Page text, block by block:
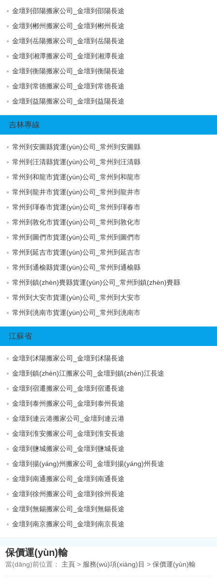
金壇到邵陽搬家公司_金壇到邵陽長途
金壇到郴州搬家公司_金壇到郴州長途
金壇到岳陽搬家公司_金壇到岳陽長途
金壇到湘潭搬家公司_金壇到湘潭長途
金壇到衡陽搬家公司_金壇到衡陽長途
金壇到常德搬家公司_金壇到常德長途
金壇到益陽搬家公司_金壇到益陽長途
吉林專線
常州到安圖縣貨運(yùn)公司_常州到安圖縣
常州到汪清縣貨運(yùn)公司_常州到汪清縣
常州到和龍市貨運(yùn)公司_常州到和龍市
常州到龍井市貨運(yùn)公司_常州到龍井市
常州到琿春市貨運(yùn)公司_常州到琿春市
常州到敦化市貨運(yùn)公司_常州到敦化市
常州到圖們市貨運(yùn)公司_常州到圖們市
常州到延吉市貨運(yùn)公司_常州到延吉市
常州到通榆縣貨運(yùn)公司_常州到通榆縣
常州到鎮(zhèn)賚縣貨運(yùn)公司_常州到鎮(zhèn)賚縣
常州到大安市貨運(yùn)公司_常州到大安市
常州到洮南市貨運(yùn)公司_常州到洮南市
江蘇省
金壇到沭陽搬家公司_金壇到沭陽長途
金壇到鎮(zhèn)江搬家公司_金壇到鎮(zhèn)江長途
金壇到宿遷搬家公司_金壇到宿遷長途
金壇到泰州搬家公司_金壇到泰州長途
金壇到連云港搬家公司_金壇到連云港
金壇到淮安搬家公司_金壇到淮安長途
金壇到鹽城搬家公司_金壇到鹽城長途
金壇到揚(yáng)州搬家公司_金壇到揚(yáng)州長途
金壇到南通搬家公司_金壇到南通長途
金壇到徐州搬家公司_金壇到徐州長途
金壇到無錫搬家公司_金壇到無錫長途
金壇到南京搬家公司_金壇到南京長途
保價運(yùn)輸
當(dāng)前位置： 主頁 > 服務(wù)項(xiàng)目 >保價運(yùn)輸